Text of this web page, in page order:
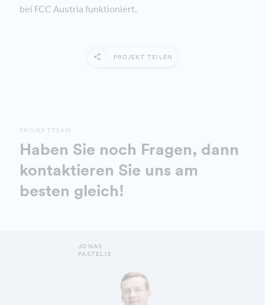
bei FCC Austria funktioniert.
PROJEKT TEILEN
PROJEKTTEAM
Haben Sie noch Fragen, dann
kontaktieren Sie uns am
besten gleich!
JONAS
PASTELIS